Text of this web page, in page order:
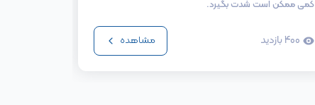
کمی ممکن است شدت بگیرد.
400 بازدید مشاهده